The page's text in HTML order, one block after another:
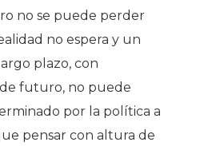
no se puede perder
no espera y un
plazo, con
futuro, no puede
por la política a
pensar con altura de